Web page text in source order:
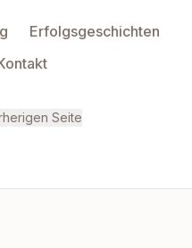
Erfolgsgeschichten
Seite